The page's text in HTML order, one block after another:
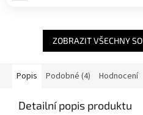
ZOBRAZIT VŠECHNY
Popis Podobné (4) Hodnocení
Detailní popis produktu